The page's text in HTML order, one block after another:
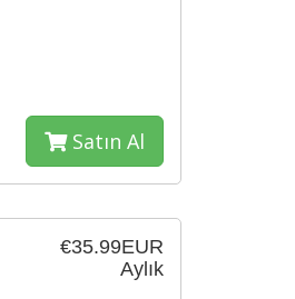
Satın Al
€35.99EUR
Aylık